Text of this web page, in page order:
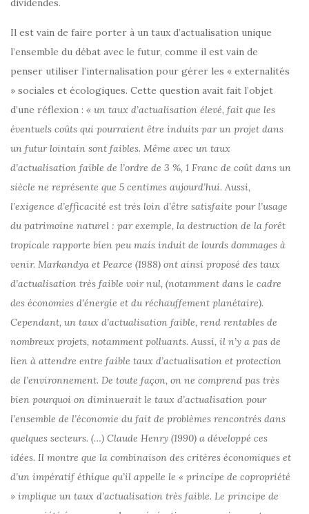
dividendes.
Il est vain de faire porter à un taux d’actualisation unique
l’ensemble du débat avec le futur, comme il est vain de
penser utiliser l’internalisation pour gérer les « externalités
» sociales et écologiques. Cette question avait fait l’objet
d’une réflexion : « un taux d’actualisation élevé, fait que les
éventuels coûts qui pourraient être induits par un projet dans
un futur lointain sont faibles. Même avec un taux
d’actualisation faible de l’ordre de 3 %, 1 Franc de coût dans un
siècle ne représente que 5 centimes aujourd’hui. Aussi,
l’exigence d’efficacité est très loin d’être satisfaite pour l’usage
du patrimoine naturel : par exemple, la destruction de la forêt
tropicale rapporte bien peu mais induit de lourds dommages à
venir. Markandya et Pearce (1988) ont ainsi proposé des taux
d’actualisation très faible voir nul, (notamment dans le cadre
des économies d’énergie et du réchauffement planétaire).
Cependant, un taux d’actualisation faible, rend rentables de
nombreux projets, notamment polluants. Aussi, il n’y a pas de
lien à attendre entre faible taux d’actualisation et protection
de l’environnement. De toute façon, on ne comprend pas très
bien pourquoi on diminuerait le taux d’actualisation pour
l’ensemble de l’économie du fait de problèmes rencontrés dans
quelques secteurs. (…) Claude Henry (1990) a développé ces
idées. Il montre que la combinaison des critères économiques et
d’un impératif éthique qu’il appelle le « principe de copropriété
» implique un taux d’actualisation très faible. Le principe de